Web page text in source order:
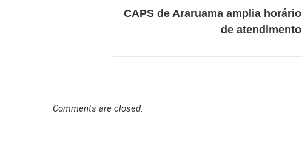
CAPS de Araruama amplia horário
de atendimento
Comments are closed.